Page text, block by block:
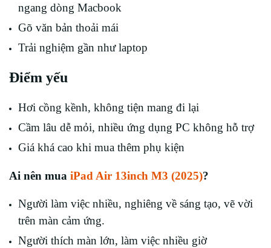
ngang dòng Macbook
Gõ văn bản thoải mái
Trải nghiệm gần như laptop
Điểm yếu
Hơi cồng kềnh, không tiện mang đi lại
Cầm lâu dễ mỏi, nhiều ứng dụng PC không hỗ trợ
Giá khá cao khi mua thêm phụ kiện
Ai nên mua iPad Air 13inch M3 (2025)?
Người làm việc nhiều, nghiêng về sáng tạo, vẽ vời
trên màn cảm ứng.
Người thích màn lớn, làm việc nhiều giờ